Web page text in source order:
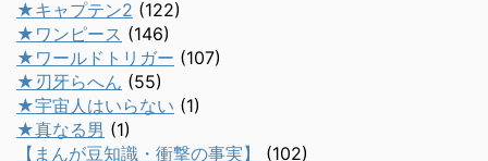
★キャプテン2 (122)
★ワンピース (146)
★ワールドトリガー (107)
★刃牙らへん (55)
★宇宙人はいらない (1)
★真なる男 (1)
【まんが豆知識・衝撃の事実】
(102)